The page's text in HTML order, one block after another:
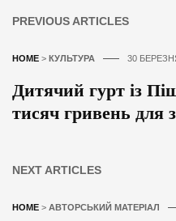
PREVIOUS ARTICLES
HOME > КУЛЬТУРА 30
Дитячий гурт із
тисяч гривень для
NEXT ARTICLES
HOME > АВТОРСЬКИЙ МАТЕРІАЛ